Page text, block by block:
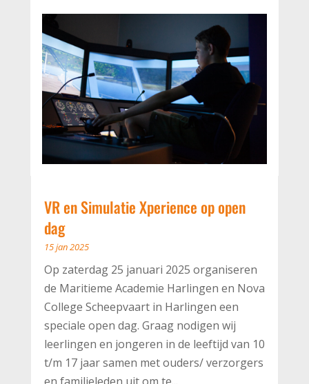
VR en Simulatie Xperience op open
dag
15 jan 2025
Op zaterdag 25 januari 2025 organiseren
de Maritieme Academie Harlingen en Nova
College Scheepvaart in Harlingen een
speciale open dag. Graag nodigen wij
leerlingen en jongeren in de leeftijd van 10
t/m 17 jaar samen met ouders/ verzorgers